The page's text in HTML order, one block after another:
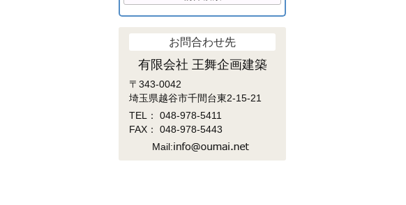
お問合わせ先
有限会社 王舞企画建築
〒343-0042
埼玉県越谷市千間台東2-15-21
TEL： 048-978-5411
FAX： 048-978-5443
Mail: